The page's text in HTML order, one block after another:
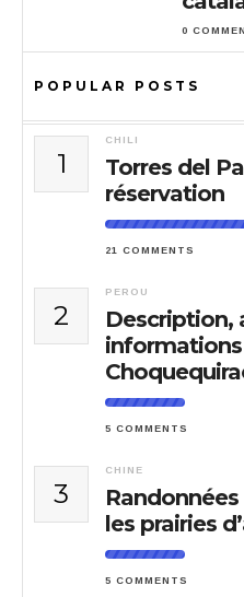
0
POPULAR POSTS
1
CHILI
Torres del
réservation
21 COMMENTS
2
PEROU
Description,
informations
5 COMMENTS
3
CHINE
les prairies
5 COMMENTS